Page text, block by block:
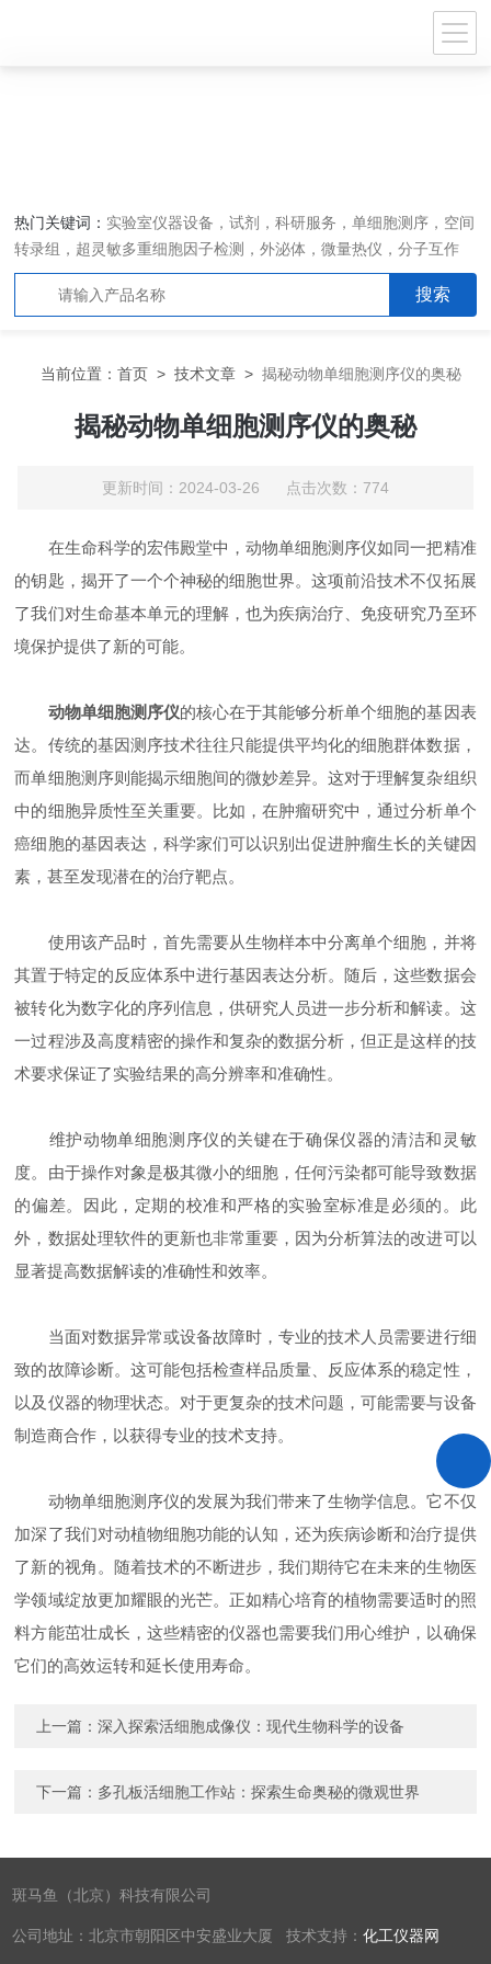
热门关键词： 实验室仪器设备，试剂，科研服务，单细胞测序，空间
转录组，超灵敏多重细胞因子检测，外泌体，微量热仪，分子互作
仪，活细胞成像
当前位置：首页 >技术文章 >揭秘动物单细胞测序仪的奥秘
揭秘动物单细胞测序仪的奥秘
更新时间：2024-03-26 点击次数：774
在生命科学的宏伟殿堂中，动物单细胞测序仪如同一把精准
的钥匙，揭开了一个个神秘的细胞世界。这项前沿技术不仅拓展
了我们对生命基本单元的理解，也为疾病治疗、免疫研究乃至环
境保护提供了新的可能。
动物单细胞测序仪的核心在于其能够分析单个细胞的基因表
达。传统的基因测序技术往往只能提供平均化的细胞群体数据，
而单细胞测序则能揭示细胞间的微妙差异。这对于理解复杂组织
中的细胞异质性至关重要。比如，在肿瘤研究中，通过分析单个
癌细胞的基因表达，科学家们可以识别出促进肿瘤生长的关键因
素，甚至发现潜在的治疗靶点。
使用该产品时，首先需要从生物样本中分离单个细胞，并将
其置于特定的反应体系中进行基因表达分析。随后，这些数据会
被转化为数字化的序列信息，供研究人员进一步分析和解读。这
一过程涉及高度精密的操作和复杂的数据分析，但正是这样的技
术要求保证了实验结果的高分辨率和准确性。
维护动物单细胞测序仪的关键在于确保仪器的清洁和灵敏
度。由于操作对象是极其微小的细胞，任何污染都可能导致数据
的偏差。因此，定期的校准和严格的实验室标准是必须的。此
外，数据处理软件的更新也非常重要，因为分析算法的改进可以
显著提高数据解读的准确性和效率。
当面对数据异常或设备故障时，专业的技术人员需要进行细
致的故障诊断。这可能包括检查样品质量、反应体系的稳定性，
以及仪器的物理状态。对于更复杂的技术问题，可能需要与设备
制造商合作，以获得专业的技术支持。
动物单细胞测序仪的发展为我们带来了生物学信息。它不仅
加深了我们对动植物细胞功能的认知，还为疾病诊断和治疗提供
了新的视角。随着技术的不断进步，我们期待它在未来的生物医
学领域绽放更加耀眼的光芒。正如精心培育的植物需要适时的照
料方能茁壮成长，这些精密的仪器也需要我们用心维护，以确保
它们的高效运转和延长使用寿命。
上一篇：深入探索活细胞成像仪：现代生物科学的设备
下一篇： 多孔板活细胞工作站：探索生命奥秘的微观世界
斑马鱼（北京）科技有限公司
公司地址：北京市朝阳区中安盛业大厦 技术支持：化工仪器网